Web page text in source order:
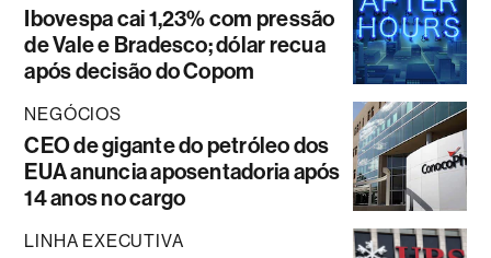
Ibovespa cai 1,23% com pressão
de Vale e Bradesco; dólar recua
após decisão do Copom
NEGÓCIOS
CEO de gigante do petróleo dos
EUA anuncia aposentadoria após
14 anos no cargo
LINHA EXECUTIVA